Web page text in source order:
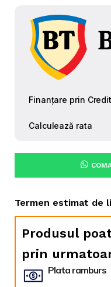
Termen estimat de
Produsul
prin
Plata ramburs